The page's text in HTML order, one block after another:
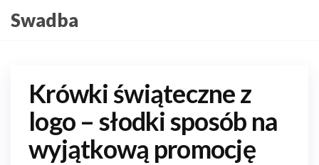
toSwadba
Krówki świąteczne z
logo – słodki sposób na
wyjątkową promocję